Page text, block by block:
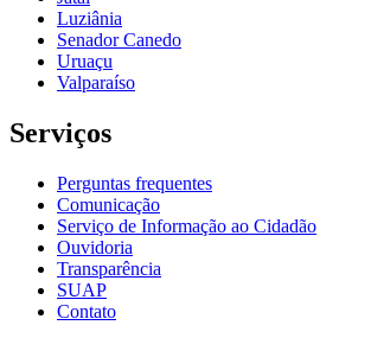
Luziânia
Senador Canedo
Uruaçu
Valparaíso
Serviços
Perguntas frequentes
Comunicação
Serviço de Informação ao Cidadão
Ouvidoria
Transparência
SUAP
Contato